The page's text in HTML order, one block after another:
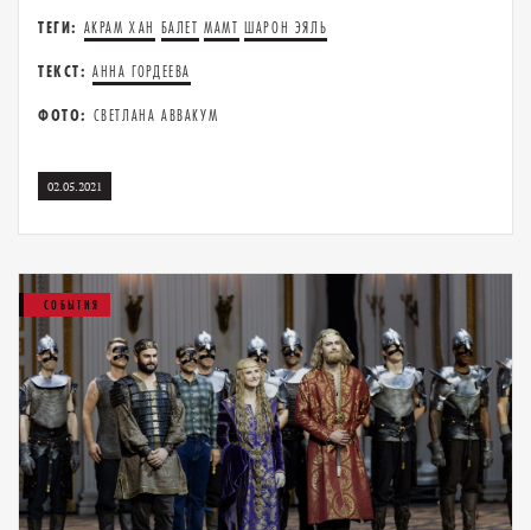
ТЕГИ: АКРАМ ХАН БАЛЕТ МАМТ ШАРОН ЭЯЛЬ
ТЕКСТ: АННА ГОРДЕЕВА
ФОТО: СВЕТЛАНА АВВАКУМ
02.05.2021
СОБЫТИЯ